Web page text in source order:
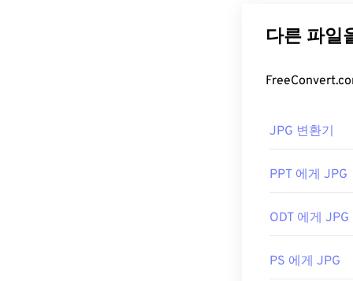
Adobe
NEF 파일을 비
단, NEF 파일
최초 출시: 2002
https://
기가 비교적 작
사용하면 파일
더 나은 압축
JPG 파일
파일을 두 번
택하세요.
션, Apple
JPG 변환기
PPT 에게 JPG
ODT 에게 JPG
PS 에게 JPG